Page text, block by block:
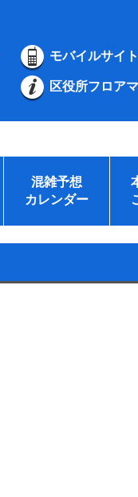
モバイルサイト
区役所フロア
混雑予想
カレンダー